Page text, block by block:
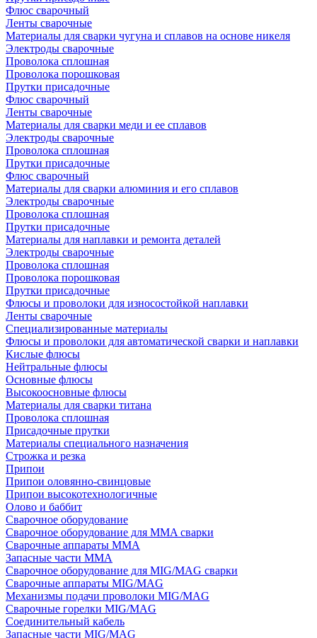
Флюс сварочный
Ленты сварочные
Материалы для сварки чугуна и сплавов на основе никеля
Электроды сварочные
Проволока сплошная
Проволока порошковая
Прутки присадочные
Флюс сварочный
Ленты сварочные
Материалы для сварки меди и ее сплавов
Электроды сварочные
Проволока сплошная
Прутки присадочные
Флюс сварочный
Материалы для сварки алюминия и его сплавов
Электроды сварочные
Проволока сплошная
Прутки присадочные
Материалы для наплавки и ремонта деталей
Электроды сварочные
Проволока сплошная
Проволока порошковая
Прутки присадочные
Флюсы и проволоки для износостойкой наплавки
Ленты сварочные
Специализированные материалы
Флюсы и проволоки для автоматической сварки и наплавки
Кислые флюсы
Нейтральные флюсы
Основные флюсы
Высокоосновные флюсы
Материалы для сварки титана
Проволока сплошная
Присадочные прутки
Материалы специального назначения
Строжка и резка
Припои
Припои оловянно-свинцовые
Припои высокотехнологичные
Олово и баббит
Сварочное оборудование
Сварочное оборудование для MMA сварки
Сварочные аппараты MMA
Запасные части MMA
Сварочное оборудование для MIG/MAG сварки
Сварочные аппараты MIG/MAG
Механизмы подачи проволоки MIG/MAG
Сварочные горелки MIG/MAG
Соединительный кабель
Запасные части MIG/MAG